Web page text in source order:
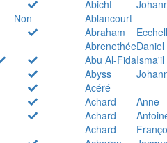
Abicht
Non
Ablancourt
Abraham
AbrenethéeDaniel
Abu Al-Fida
Abyss
Acéré
Achard
Anne
Achard
Achard